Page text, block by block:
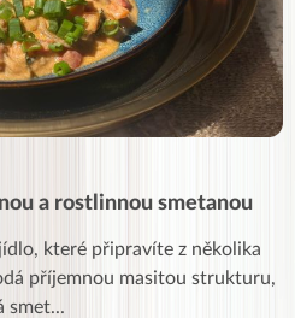
a rostlinnou smetanou
které připravíte z několika
příjemnou masitou strukturu,
smet...